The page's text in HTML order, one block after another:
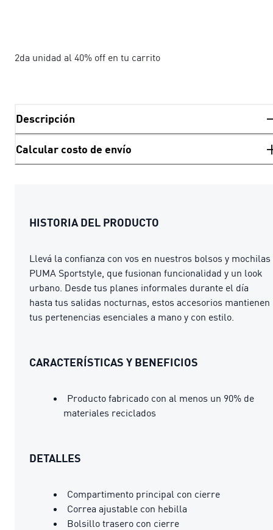
2da unidad al 40% off en tu carrito
Descripción
Calcular costo de envío
HISTORIA DEL PRODUCTO
Llevá la confianza con vos en nuestros bolsos y mochilas
PUMA Sportstyle, que fusionan funcionalidad y un look
urbano. Desde tus planes informales durante el día
hasta tus salidas nocturnas, estos accesorios mantienen
tus pertenencias esenciales a mano y con estilo.
CARACTERÍSTICAS Y BENEFICIOS
Producto fabricado con al menos un 90% de
materiales reciclados
DETALLES
Compartimento principal con cierre
Correa ajustable con hebilla
Bolsillo trasero con cierre